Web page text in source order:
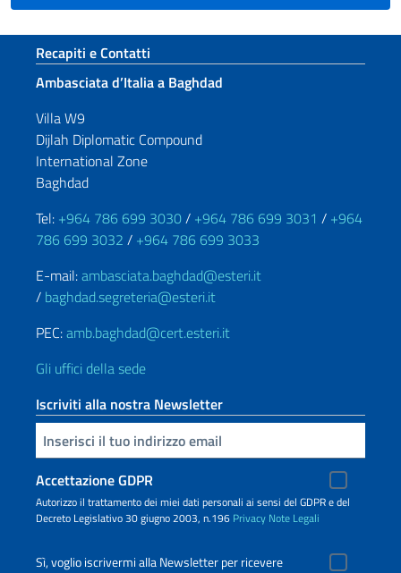
Sezione footer
Recapiti e Contatti
Ambasciata d’Italia a Baghdad
Villa W9
Dijlah Diplomatic Compound
International Zone
Baghdad
Tel: +964 786 699 3030/ +964 786 699 3031 / +964
786 699 3032 / +964 786 699 3033
E-mail:ambasciata.baghdad@esteri.it
/ baghdad.segreteria@esteri.it
PEC:amb.baghdad@cert.esteri.it
Gli uffici della sede
Iscriviti alla nostra Newsletter
Inserisci la tua email
Accettazione GDPR
Autorizzo il trattamento dei miei dati personali ai sensi del GDPR e del
Decreto Legislativo 30 giugno 2003, n.196 Privacy Note Legali
Sì, voglio iscrivermi alla Newsletter per ricevere